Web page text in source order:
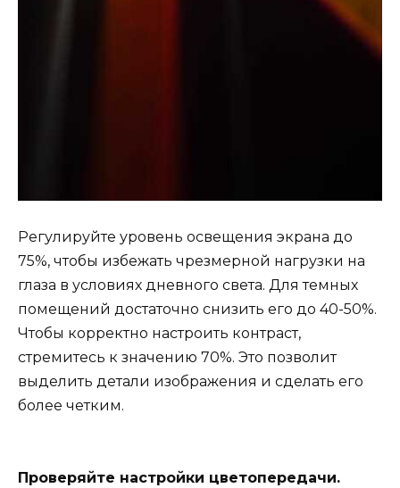
Регулируйте уровень освещения экрана до
75%, чтобы избежать чрезмерной нагрузки на
глаза в условиях дневного света. Для темных
помещений достаточно снизить его до 40-50%.
Чтобы корректно настроить контраст,
стремитесь к значению 70%. Это позволит
выделить детали изображения и сделать его
более четким.
Проверяйте настройки цветопередачи.